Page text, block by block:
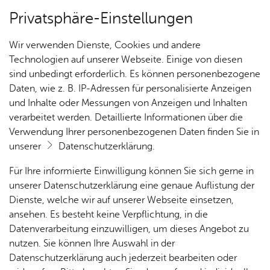
Kartenansicht
Cookie-Hinweis
Zum Laden dieser Karte wird eine Verbindung zu externen
Servern hergestellt. Diese verwenden Cookies und andere
Privatsphäre-Einstellungen
Wir verwenden Dienste, Cookies und andere
Technologien auf unserer Webseite. Einige von diesen
sind unbedingt erforderlich. Es können personenbezogene
Daten, wie z. B. IP-Adressen für personalisierte Anzeigen
und Inhalte oder Messungen von Anzeigen und Inhalten
verarbeitet werden. Detaillierte Informationen über die
Verwendung Ihrer personenbezogenen Daten finden Sie in
unserer
Datenschutzerklärung.
Für Ihre informierte Einwilligung können Sie sich gerne in
unserer Datenschutzerklärung eine genaue Auflistung der
Dienste, welche wir auf unserer Webseite einsetzen,
ansehen. Es besteht keine Verpflichtung, in die
Datenverarbeitung einzuwilligen, um dieses Angebot zu
nutzen. Sie können Ihre Auswahl in der
Datenschutzerklärung auch jederzeit bearbeiten oder